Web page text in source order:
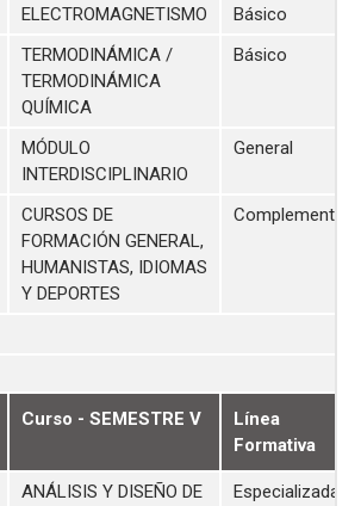
ELECTROMAGNETISMO
Básico
TERMODINÁMICA /
TERMODINÁMICA
QUÍMICA
Básico
MÓDULO
INTERDISCIPLINARIO
General
CURSOS DE
FORMACIÓN GENERAL,
HUMANISTAS, IDIOMAS
Y DEPORTES
Curso - SEMESTRE V
Línea
Formativa
ANÁLISIS Y DISEÑO DE
Especializada